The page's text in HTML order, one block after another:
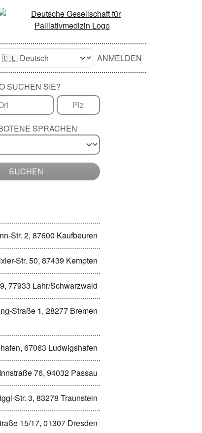
ANMELDEN
SUCHEN SIE?
SPRACHEN
SUCHEN
Str. 2, 87600 Kaufbeuren
Str. 50, 87439 Kempten
77933 Lahr/Schwarzwald
Straße 1, 28277 Bremen
67063 Ludwigshafen
76, 94032 Passau
Str. 3, 83278 Traunstein
15/17, 01307 Dresden